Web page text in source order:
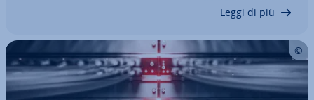
Leggi di più